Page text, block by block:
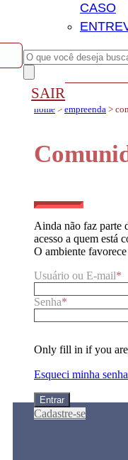
CASO
SAIR
home > empreenda >
Ainda não faz parte
acesso a quem está
O ambiente
Usuário ou E-mail*
Senha*
Only fill in if you
Esqueci minha senha
Cadastre-se